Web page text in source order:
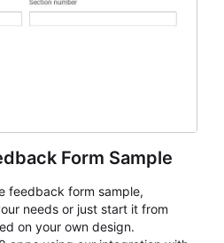
Form Sample
feedback form sample,
needs or just start it from
on your own design.